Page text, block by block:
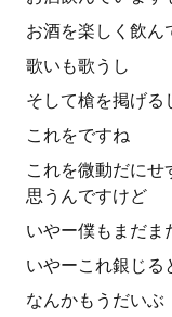
お酒を楽しく飲ん
歌いも歌うし
そして槍を掲げる
これをですね
これを微動だにせ
思うんですけど
いやー僕もまだま
いやーこれ銀じる
なんかもうだいぶ